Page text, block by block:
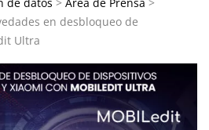
en desbloqueo de
Ultra